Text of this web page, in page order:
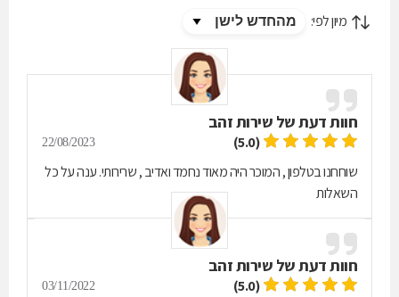
מיון לפי:
חוות דעת של שירות זהב
(5.0)
22/08/2023
שוחחנו בטלפון , המוכר היה מאוד נחמד ואדיב , שרירותי. ענה על כל
השאלות
חוות דעת של שירות זהב
(5.0)
03/11/2022